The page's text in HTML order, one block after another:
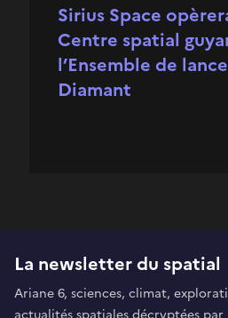
Sirius Space
Centre spatial
l’Ensemble de
Diamant
La newsletter du spatial
Ariane 6, sciences, climat,